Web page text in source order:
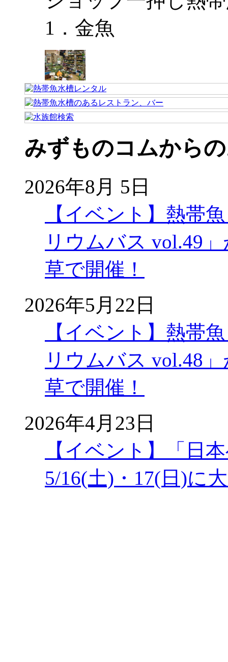
1．金魚
みずものコムから
2026年8月 5日
【イベント】熱帯
リウムバス vol.49
草で開催！
2026年5月22日
【イベント】熱帯
リウムバス vol.48
草で開催！
2026年4月23日
【イベント】「日
5/16(土)・17(日)に